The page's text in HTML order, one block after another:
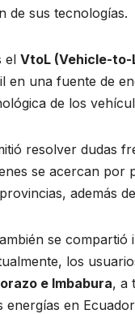
de sus tecnologías.
el VtoL (Vehicle-to-
en una fuente de
de los
resolver dudas
se acercan por
además
se compartió
los
e Imbabura, a
energías en